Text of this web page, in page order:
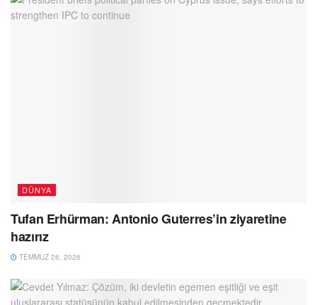
DÜNYA
Tufan Erhürman: Antonio Guterres’in ziyaretine
hazırız
TEMMUZ 26, 2026